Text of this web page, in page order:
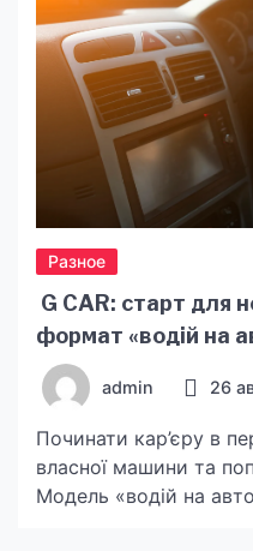
Разное
G CAR: старт для
формат «водій на
admin 26
Починати кар’єру в
власної машини та
Модель «водій на